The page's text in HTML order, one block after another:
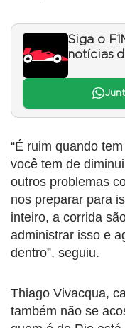
Siga o
notícias
“É ruim quando
você tem de
outros problemas
nos preparar para
inteiro, a corrida
administrar isso e
dentro”, seguiu.
Thiago Vivacqua,
também não se